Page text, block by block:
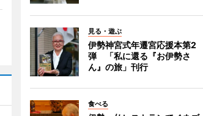
見る・遊ぶ
伊勢神宮式年遷宮応援本第2
弾 「私に還る『お伊勢さ
ん』の旅」刊行
食べる